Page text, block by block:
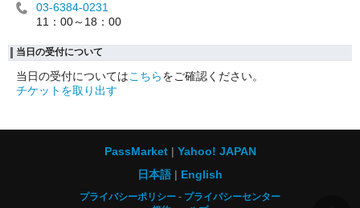
03-6384-0231
11：00～18：00
当日の受付について
当日の受付についてはこちらをご確認ください。
チケットを取り出す
PassMarket
Yahoo! JAPAN
日本語
English
プライバシーポリシー
プライバシーセンター